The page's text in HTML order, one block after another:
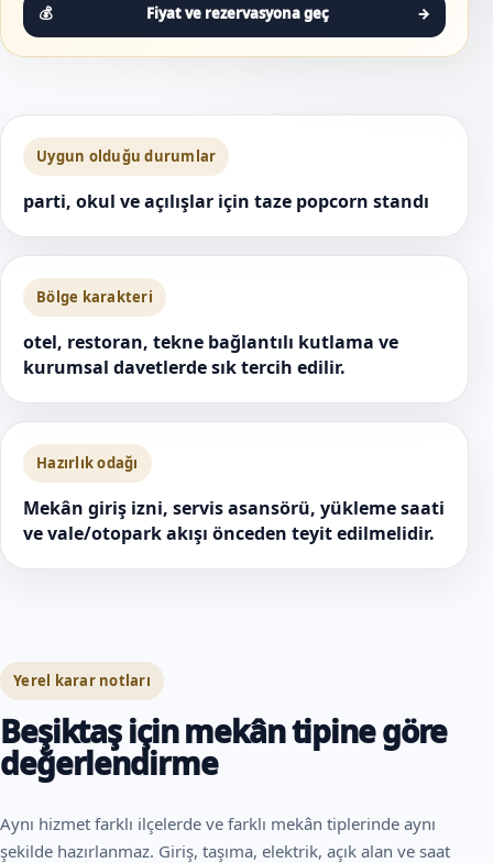
Fiyat ve rezervasyona geç →
Uygun olduğu durumlar
parti, okul ve açılışlar için taze popcorn standı
Bölge karakteri
otel, restoran, tekne bağlantılı kutlama ve
kurumsal davetlerde sık tercih edilir.
Hazırlık odağı
Mekân giriş izni, servis asansörü, yükleme saati
ve vale/otopark akışı önceden teyit edilmelidir.
Yerel karar notları
Beşiktaş için mekân tipine göre
değerlendirme
Aynı hizmet farklı ilçelerde ve farklı mekân tiplerinde aynı
şekilde hazırlanmaz. Giriş, taşıma, elektrik, açık alan ve saat